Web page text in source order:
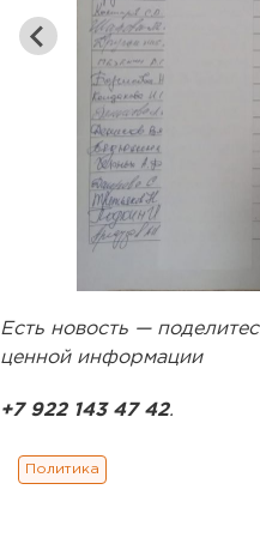
Есть новость —
ценной информации
+7 922 143 47 42.
Политика